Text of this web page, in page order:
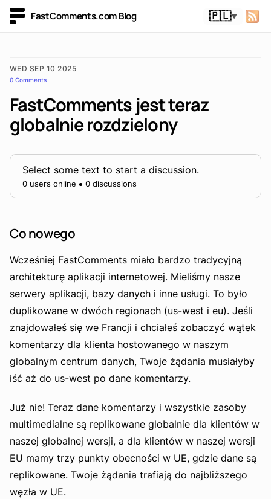
FastComments.com Blog 🇵🇱▼
WED SEP 10 2025
0 Comments
FastComments jest teraz
globalnie rozdzielony
Select some text to start a discussion.
0 users online 0 discussions
Co nowego
Wcześniej FastComments miało bardzo tradycyjną
architekturę aplikacji internetowej. Mieliśmy nasze
serwery aplikacji, bazy danych i inne usługi. To było
duplikowane w dwóch regionach (us-west i eu). Jeśli
znajdowałeś się we Francji i chciałeś zobaczyć wątek
komentarzy dla klienta hostowanego w naszym
globalnym centrum danych, Twoje żądania musiałyby
iść aż do us-west po dane komentarzy.
Już nie! Teraz dane komentarzy i wszystkie zasoby
multimedialne są replikowane globalnie dla klientów w
naszej globalnej wersji, a dla klientów w naszej wersji
EU mamy trzy punkty obecności w UE, gdzie dane są
replikowane. Twoje żądania trafiają do najbliższego
węzła w UE.